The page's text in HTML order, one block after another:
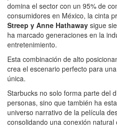
domina el sector con un 95% de
consumidores en México, la cinta
Streep y Anne Hathaway sigue
ha marcado generaciones en la
entretenimiento.
Esta combinación de alto
crea el escenario perfecto para
única.
Starbucks no solo forma parte del
personas, sino que también ha
universo narrativo de la película
consolidando una conexión natural